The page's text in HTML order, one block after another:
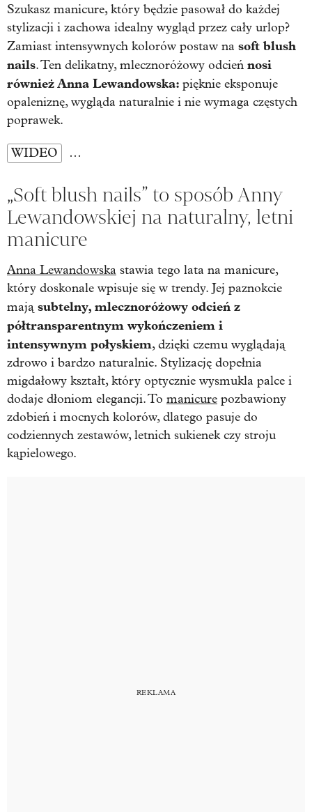
Szukasz manicure, który będzie pasował do każdej
stylizacji i zachowa idealny wygląd przez cały urlop?
Zamiast intensywnych kolorów postaw na soft blush
nails. Ten delikatny, mlecznoróżowy odcień nosi
również Anna Lewandowska: pięknie eksponuje
opaleniznę, wygląda naturalnie i nie wymaga częstych
poprawek.
WIDEO …
„Soft blush nails” to sposób Anny
Lewandowskiej na naturalny, letni
manicure
Anna Lewandowska stawia tego lata na manicure,
który doskonale wpisuje się w trendy. Jej paznokcie
mają subtelny, mlecznoróżowy odcień z
półtransparentnym wykończeniem i
intensywnym połyskiem, dzięki czemu wyglądają
zdrowo i bardzo naturalnie. Stylizację dopełnia
migdałowy kształt, który optycznie wysmukla palce i
dodaje dłoniom elegancji. To manicure pozbawiony
zdobień i mocnych kolorów, dlatego pasuje do
codziennych zestawów, letnich sukienek czy stroju
kąpielowego.